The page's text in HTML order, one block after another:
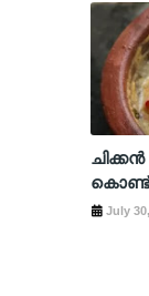
കൊണ്ട്
July